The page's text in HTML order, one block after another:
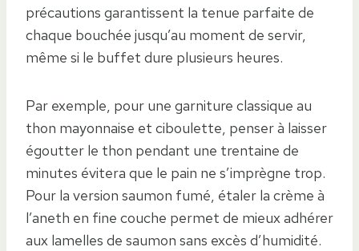
précautions garantissent la tenue parfaite de
chaque bouchée jusqu’au moment de servir,
même si le buffet dure plusieurs heures.
Par exemple, pour une garniture classique au
thon mayonnaise et ciboulette, penser à laisser
égoutter le thon pendant une trentaine de
minutes évitera que le pain ne s’imprègne trop.
Pour la version saumon fumé, étaler la crème à
l’aneth en fine couche permet de mieux adhérer
aux lamelles de saumon sans excès d’humidité.